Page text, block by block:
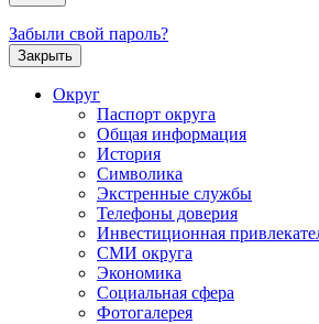
Забыли свой пароль?
Закрыть
Округ
Паспорт округа
Общая информация
История
Символика
Экстренные службы
Телефоны доверия
Инвестиционная
СМИ округа
Экономика
Социальная сфера
Фотогалерея